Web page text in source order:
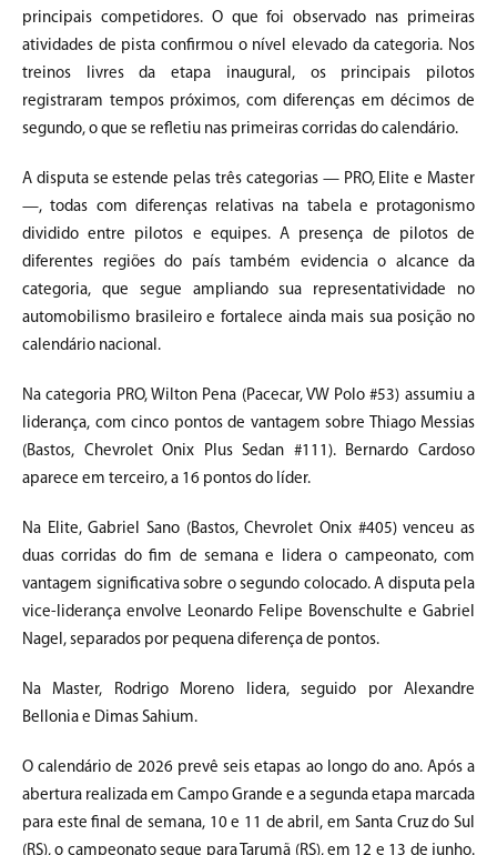
principais competidores. O que foi observado nas primeiras
atividades de pista confirmou o nível elevado da categoria. Nos
treinos livres da etapa inaugural, os principais pilotos
registraram tempos próximos, com diferenças em décimos de
segundo, o que se refletiu nas primeiras corridas do calendário.
A disputa se estende pelas três categorias — PRO, Elite e Master
—, todas com diferenças relativas na tabela e protagonismo
dividido entre pilotos e equipes. A presença de pilotos de
diferentes regiões do país também evidencia o alcance da
categoria, que segue ampliando sua representatividade no
automobilismo brasileiro e fortalece ainda mais sua posição no
calendário nacional.
Na categoria PRO, Wilton Pena (Pacecar, VW Polo #53) assumiu a
liderança, com cinco pontos de vantagem sobre Thiago Messias
(Bastos, Chevrolet Onix Plus Sedan #111). Bernardo Cardoso
aparece em terceiro, a 16 pontos do líder.
Na Elite, Gabriel Sano (Bastos, Chevrolet Onix #405) venceu as
duas corridas do fim de semana e lidera o campeonato, com
vantagem significativa sobre o segundo colocado. A disputa pela
vice-liderança envolve Leonardo Felipe Bovenschulte e Gabriel
Nagel, separados por pequena diferença de pontos.
Na Master, Rodrigo Moreno lidera, seguido por Alexandre
Bellonia e Dimas Sahium.
O calendário de 2026 prevê seis etapas ao longo do ano. Após a
abertura realizada em Campo Grande e a segunda etapa marcada
para este final de semana, 10 e 11 de abril, em Santa Cruz do Sul
(RS), o campeonato segue para Tarumã (RS), em 12 e 13 de junho.